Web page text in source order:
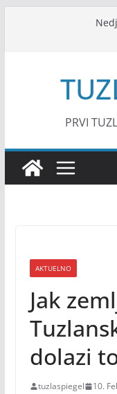
PRVI
AKTUELNO
Jak
dolazi
tuzlaspiegel 10.